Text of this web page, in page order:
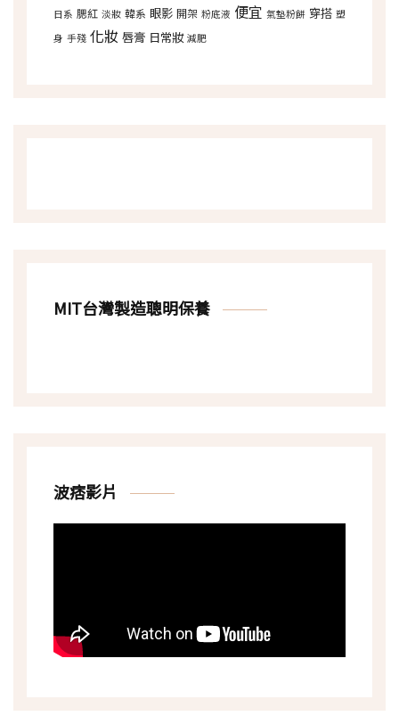
日系 腮紅 淡妝 韓系 眼影 開架 粉底液 便宜 氣墊粉餅 穿搭 塑
身 手殘 化妝 唇膏 日常妝 減肥
MIT台灣製造聰明保養
波痞影片